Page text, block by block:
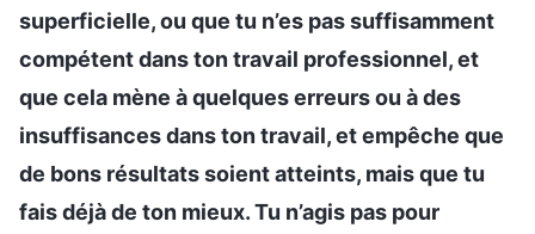
superficielle, ou que tu n’es pas suffisamment
compétent dans ton travail professionnel, et
que cela mène à quelques erreurs ou à des
insuffisances dans ton travail, et empêche que
de bons résultats soient atteints, mais que tu
fais déjà de ton mieux. Tu n’agis pas pour